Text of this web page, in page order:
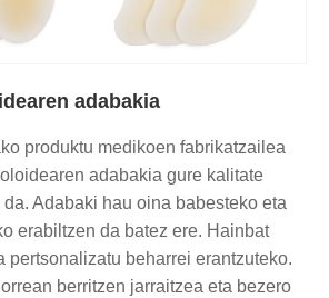
adabakia
produktu medikoen fabrikatzailea
adabakia gure kalitate
Adabaki hau oina babesteko eta
erabiltzen da batez ere. Hainbat
pertsonalizatu beharrei erantzuteko.
berritzen jarraitzea eta bezero